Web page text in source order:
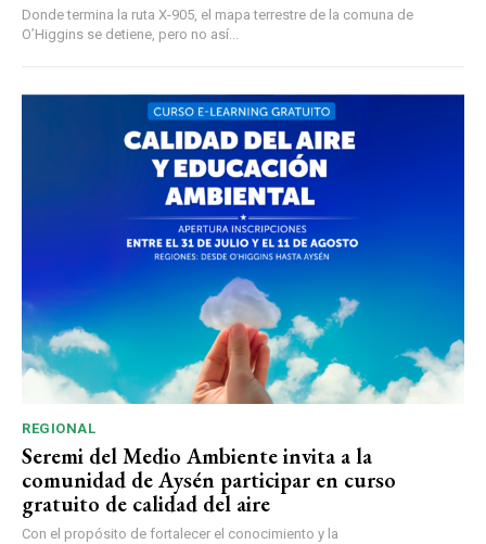
Donde termina la ruta X-905, el mapa terrestre de la comuna de
O’Higgins se detiene, pero no así...
REGIONAL
Seremi del Medio Ambiente invita a la
comunidad de Aysén participar en curso
gratuito de calidad del aire
Con el propósito de fortalecer el conocimiento y la